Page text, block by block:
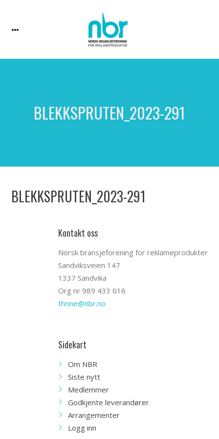
BLEKKSPRUTEN_2023-291
BLEKKSPRUTEN_2023-291
Kontakt oss
Norsk bransjeforening for reklameprodukter
Sandviksveien 147
1337 Sandvika
Org nr 989 433 016
thrine@nbr.no
Sidekart
Om NBR
Siste nytt
Medlemmer
Godkjente leverandører
Arrangementer
Logg inn